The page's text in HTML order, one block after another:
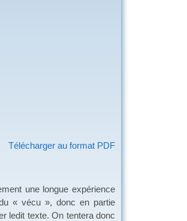
Télécharger au format PDF
une longue expérience
« vécu », donc en partie
ledit texte. On tentera donc